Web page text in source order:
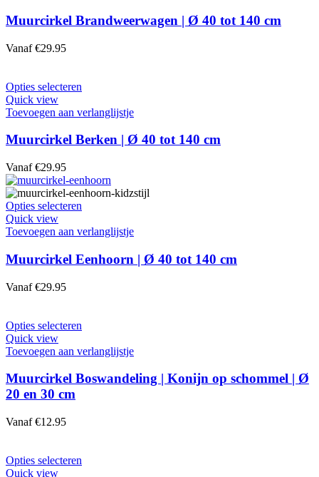
Muurcirkel Brandweerwagen | Ø 40 tot 140 cm
Vanaf €29.95
Opties selecteren
Quick view
Toevoegen aan verlanglijstje
Muurcirkel Berken | Ø 40 tot 140 cm
Vanaf €29.95
Opties selecteren
Quick view
Toevoegen aan verlanglijstje
Muurcirkel Eenhoorn | Ø 40 tot 140 cm
Vanaf €29.95
Opties selecteren
Quick view
Toevoegen aan verlanglijstje
Muurcirkel Boswandeling | Konijn op schommel | Ø
20 en 30 cm
Vanaf €12.95
Opties selecteren
Quick view